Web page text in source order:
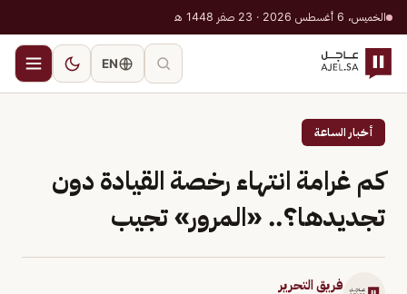
الخميس، 6 أغسطس 2026 · 23 صفر 1448 هـ
EN
أخبار الساعة
كم غرامة انتهاء رخصة القيادة دون
تجديدها؟.. «المرور» تجيب
فريق التحرير